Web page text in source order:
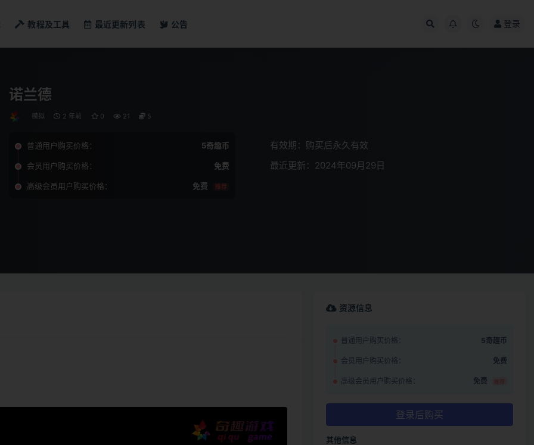
教程及工具 最近更新列表 公告 登录
诺兰德
模拟 2 年前 0 21 5
普通用户购买价格： 5奇趣币
会员用户购买价格： 免费
高级会员用户购买价格： 免费 推荐
有效期：购买后永久有效
最近更新：2024年09月29日
资源信息
普通用户购买价格： 5奇趣币
会员用户购买价格： 免费
高级会员用户购买价格： 免费 推荐
登录后购买
其他信息